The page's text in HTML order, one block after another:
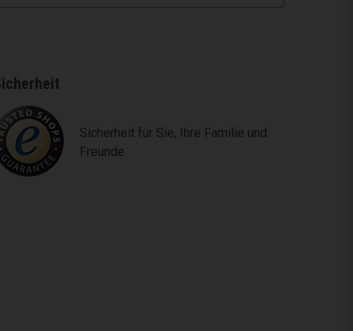
Sicherheit für Sie, Ihre Familie und
Freunde